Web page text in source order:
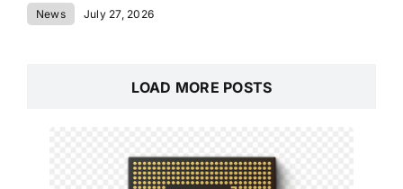
News July 27, 2026
LOAD MORE POSTS